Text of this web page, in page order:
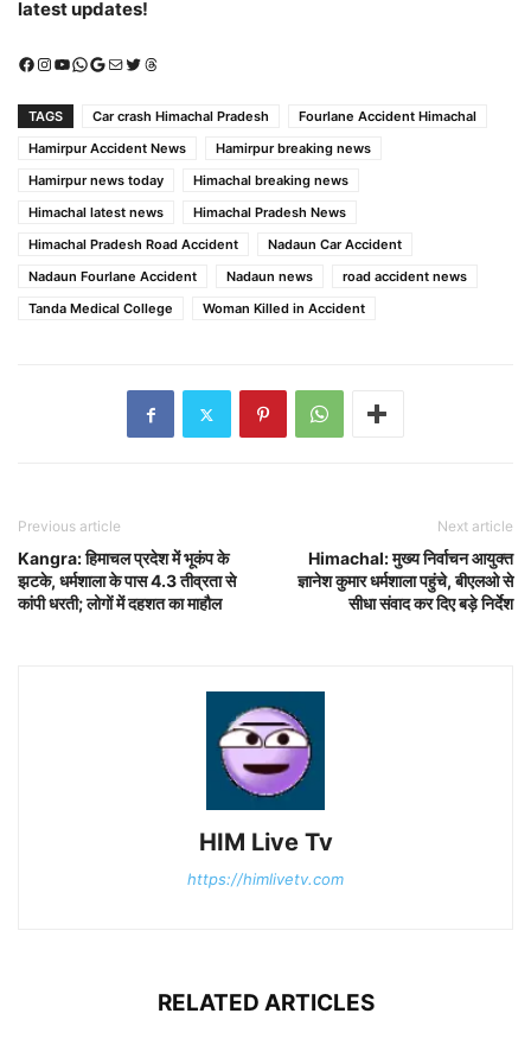
latest updates!
Facebook
Instagram
YouTube
WhatsApp
Google
MailX (Twitter)
Threads
TAGS Car crash Himachal Pradesh
Fourlane Accident Himachal
Hamirpur Accident News
Hamirpur breaking news
Hamirpur news today
Himachal breaking news
Himachal latest news
Himachal Pradesh News
Himachal Pradesh Road Accident
Nadaun Car Accident
Nadaun Fourlane Accident
Nadaun news
road accident news
Tanda Medical College
Woman Killed in Accident
Previous article
Kangra: हिमाचल प्रदेश में भूकंप के
झटके, धर्मशाला के पास 4.3 तीव्रता से
कांपी धरती; लोगों में दहशत का माहौल
Next article
Himachal: मुख्य निर्वाचन आयुक्त
ज्ञानेश कुमार धर्मशाला पहुंचे, बीएलओ से
सीधा संवाद कर दिए बड़े निर्देश
HIM Live Tv
https://himlivetv.com
RELATED ARTICLES